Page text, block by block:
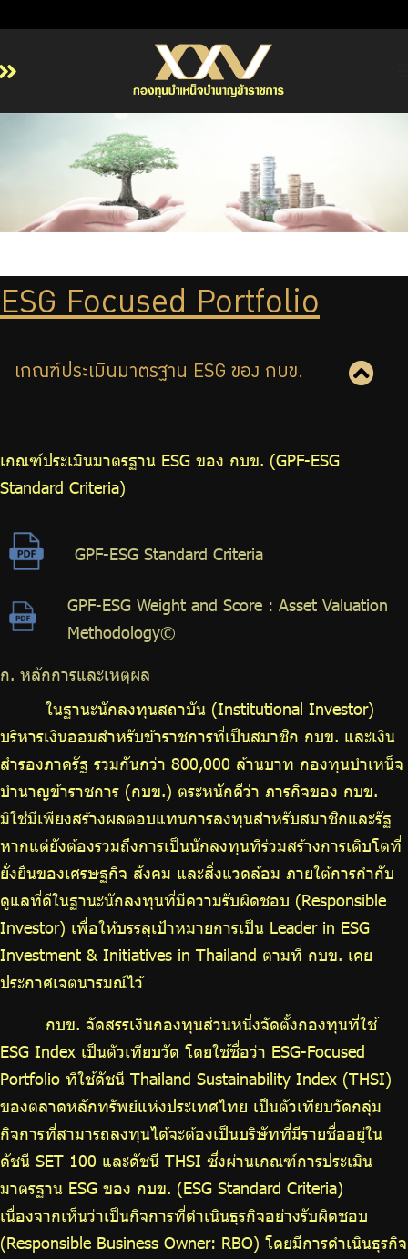
เกี่ยวกับ กบข.
รายงานผลการดำเนินงาน
จัดซื้อจัดจ้าง
ติดต่อเรา
ไทย | Eng
ESG Focused Portfolio
เกณฑ์ประเมินมาตรฐาน ESG ของ กบข.
เกณฑ์ประเมินมาตรฐาน ESG ของ กบข. (GPF-ESG
Standard Criteria)
GPF-ESG Standard Criteria
GPF-ESG Weight and Score : Asset Valuation
Methodology©
ก. หลักการและเหตุผล
ในฐานะนักลงทุนสถาบัน (Institutional Investor)
บริหารเงินออมสำหรับข้าราชการที่เป็นสมาชิก กบข. และเงิน
สำรองภาครัฐ รวมกันกว่า 800,000 ล้านบาท กองทุนบำเหน็จ
บำนาญข้าราชการ (กบข.) ตระหนักดีว่า ภารกิจของ กบข.
มิใช่มีเพียงสร้างผลตอบแทนการลงทุนสำหรับสมาชิกและรัฐ
หากแต่ยังต้องรวมถึงการเป็นนักลงทุนที่ร่วมสร้างการเติบโตที่
ยั่งยืนของเศรษฐกิจ สังคม และสิ่งแวดล้อม ภายใต้การกำกับ
ดูแลที่ดีในฐานะนักลงทุนที่มีความรับผิดชอบ (Responsible
Investor) เพื่อให้บรรลุเป้าหมายการเป็น Leader in ESG
Investment & Initiatives in Thailand ตามที่ กบข. เคย
ประกาศเจตนารมณ์ไว้
กบข. จัดสรรเงินกองทุนส่วนหนึ่งจัดตั้งกองทุนที่ใช้
ESG Index เป็นตัวเทียบวัด โดยใช้ชื่อว่า ESG-Focused
Portfolio ที่ใช้ดัชนี Thailand Sustainability Index (THSI)
ของตลาดหลักทรัพย์แห่งประเทศไทย เป็นตัวเทียบวัดกลุ่ม
กิจการที่สามารถลงทุนได้จะต้องเป็นบริษัทที่มีรายชื่ออยู่ใน
ดัชนี SET 100 และดัชนี THSI ซึ่งผ่านเกณฑ์การประเมิน
มาตรฐาน ESG ของ กบข. (ESG Standard Criteria)
เนื่องจากเห็นว่าเป็นกิจการที่ดำเนินธุรกิจอย่างรับผิดชอบ
(Responsible Business Owner: RBO) โดยมีการดำเนินธุรกิจ